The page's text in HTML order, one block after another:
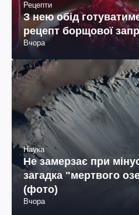
Рецепти
З нею обід
рецепт борщової
Вчора
Наука
Не замерзає при
загадка "мертвого
(фото)
Вчора